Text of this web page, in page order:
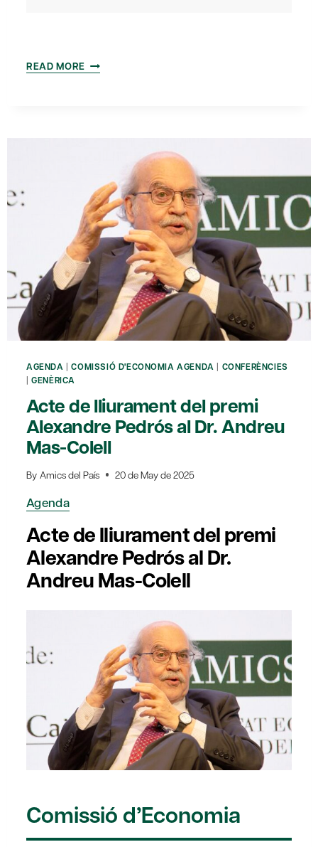
READ MORE ACTE
DR.
ANTONI
CASTELLS
OLIVERES
AGENDA |COMISSIÓ D'ECONOMIA AGENDA | CONFERÈNCIES
|GENÈRICA
Acte de lliurament del premi
Alexandre Pedrós al Dr. Andreu
Mas-Colell
By Amics del País 20 de May de 2025
Agenda
Acte de lliurament del premi
Alexandre Pedrós al Dr.
Andreu Mas-Colell
Comissió d’Economia